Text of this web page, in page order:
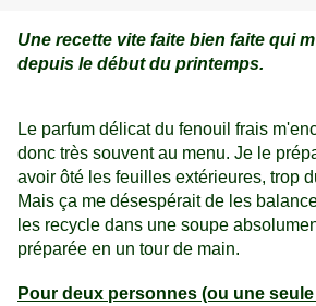
Une recette vite faite bien faite qui
depuis le début du printemps.
Le parfum délicat du fenouil frais
donc très souvent au menu. Je le
avoir ôté les feuilles extérieures, trop
Mais ça me désespérait de les
les recycle dans une soupe
préparée en un tour de main.
Pour deux personnes (ou une